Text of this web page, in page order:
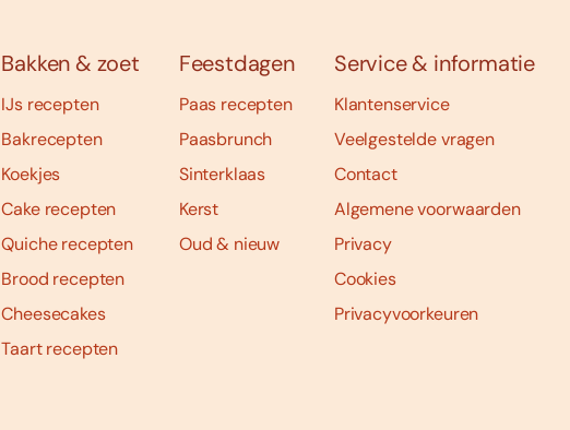
Bakken & zoet
IJs recepten
Bakrecepten
Koekjes
Cake recepten
Quiche recepten
Brood recepten
Cheesecakes
Taart recepten
Feestdagen
Paas recepten
Paasbrunch
Sinterklaas
Kerst
Oud & nieuw
Service & informatie
Klantenservice
Veelgestelde vragen
Contact
Algemene voorwaarden
Privacy
Cookies
Privacyvoorkeuren